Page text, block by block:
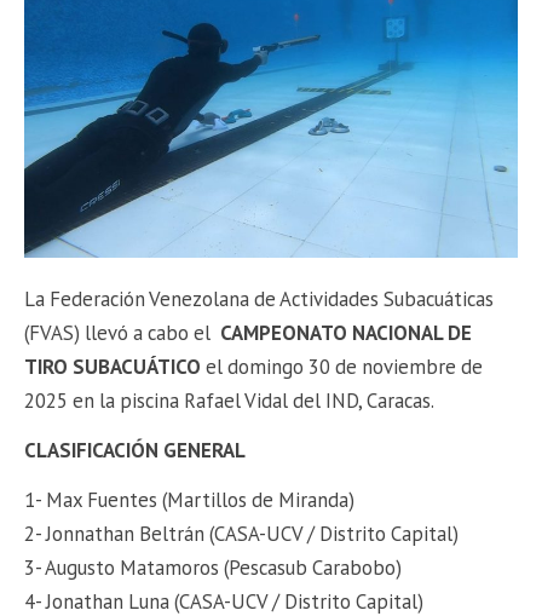
La Federación Venezolana de Actividades Subacuáticas
(FVAS) llevó a cabo el CAMPEONATO NACIONAL DE
TIRO SUBACUÁTICOel domingo 30 de noviembre de
2025 en la piscina Rafael Vidal del IND, Caracas.
CLASIFICACIÓN GENERAL
1- Max Fuentes (Martillos de Miranda)
2- Jonnathan Beltrán (CASA-UCV / Distrito Capital)
3- Augusto Matamoros (Pescasub Carabobo)
4- Jonathan Luna (CASA-UCV / Distrito Capital)